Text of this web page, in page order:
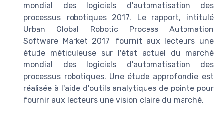
mondial des logiciels d'automatisation des
processus robotiques 2017. Le rapport, intitulé
Urban Global Robotic Process Automation
Software Market 2017, fournit aux lecteurs une
étude méticuleuse sur l'état actuel du marché
mondial des logiciels d'automatisation des
processus robotiques. Une étude approfondie est
réalisée à l'aide d'outils analytiques de pointe pour
fournir aux lecteurs une vision claire du marché.